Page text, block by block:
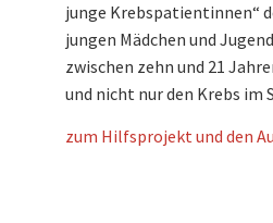
junge Krebspatientinnen“
jungen Mädchen und
zwischen zehn und 21
und nicht nur den Krebs im
zum Hilfsprojekt und den